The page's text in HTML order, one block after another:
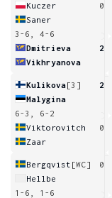
Kuczer
0
Saner
3-6, 4-6
Dmitrieva
2
Vikhryanova
Kulikova[3]
2
Malygina
6-3, 6-2
Viktorovitch
0
Zaar
Bergqvist [WC]
0
Hellbe
1-6, 1-6